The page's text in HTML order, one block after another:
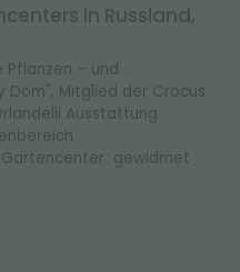
in Russland,
Pflanzen – und
Mitglied der Crocus
Ausstattung
Gartencenter gewidmet